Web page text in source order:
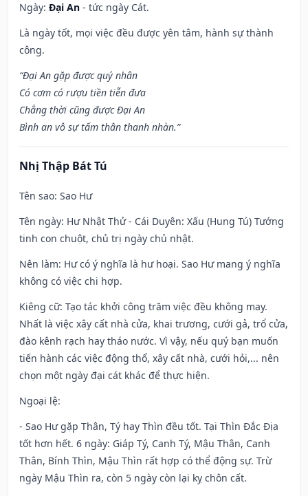
Ngày: Đại An - tức ngày Cát.
Là ngày tốt, mọi việc đều được yên tâm, hành sự thành
công.
“Đại An gặp được quý nhân
Có cơm có rượu tiền tiễn đưa
Chẳng thời cũng được Đại An
Bình an vô sự tấm thân thanh nhàn.”
Nhị Thập Bát Tú
Tên sao: Sao Hư
Tên ngày: Hư Nhật Thử - Cái Duyên: Xấu (Hung Tú) Tướng
tinh con chuột, chủ trị ngày chủ nhật.
Nên làm: Hư có ý nghĩa là hư hoại. Sao Hư mang ý nghĩa
không có việc chi hợp.
Kiêng cữ: Tạo tác khởi công trăm việc đều không may.
Nhất là việc xây cất nhà cửa, khai trương, cưới gả, trổ cửa,
đào kênh rạch hay tháo nước. Vì vậy, nếu quý bạn muốn
tiến hành các việc động thổ, xây cất nhà, cưới hỏi,... nên
chọn một ngày đại cát khác để thực hiện.
Ngoại lệ:
- Sao Hư gặp Thân, Tý hay Thìn đều tốt. Tại Thìn Đắc Địa
tốt hơn hết. 6 ngày: Giáp Tý, Canh Tý, Mậu Thân, Canh
Thân, Bính Thìn, Mậu Thìn rất hợp có thể động sự. Trừ
ngày Mậu Thìn ra, còn 5 ngày còn lại kỵ chôn cất.